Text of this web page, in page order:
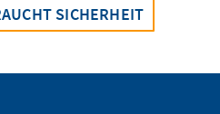
SICHERHEIT